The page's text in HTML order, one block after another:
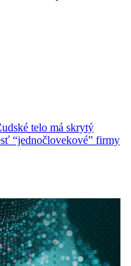
telo má skrytý
“jednočlovekové” firmy